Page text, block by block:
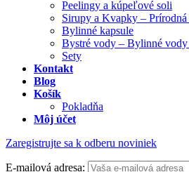
Peelingy a kúpeľové soli
Sirupy a Kvapky – Prírodná
Bylinné kapsule
Bystré vody – Bylinné vody
Sety
Kontakt
Blog
Košík
Pokladňa
Môj účet
Zaregistrujte sa k odberu noviniek
E-mailová adresa: